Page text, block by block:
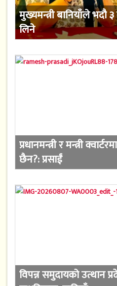
मुख्यमन्त्री बानियाँले भदौ
लिने
प्रधानमन्त्री र मन्त्री
छैन?: प्रसाईं
विपन्न समुदायको उत्थान